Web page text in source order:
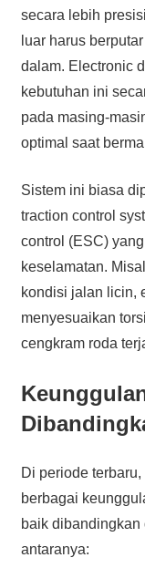
secara lebih
luar harus
dalam. Electronic
kebutuhan ini
pada masing-
optimal saat
Sistem ini biasa
traction control
control (ESC)
keselamatan.
kondisi jalan licin,
menyesuaikan
cengkram roda
Di periode
berbagai
baik
antaranya: